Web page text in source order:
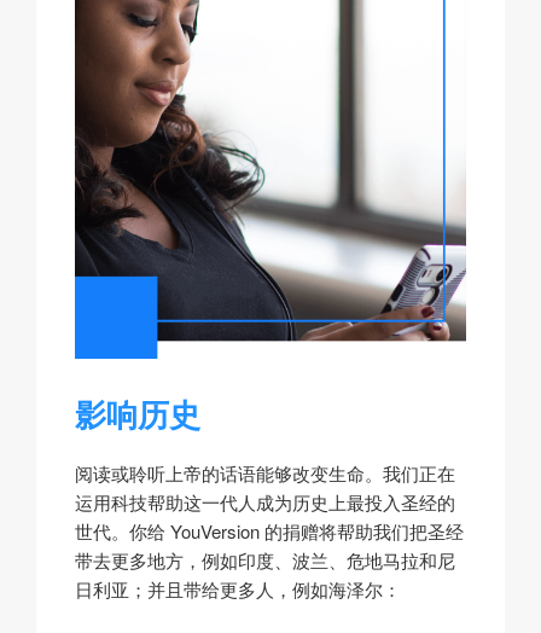
影响历史
阅读或聆听上帝的话语能够改变生命。我们正在
运用科技帮助这一代人成为历史上最投入圣经的
世代。你给 YouVersion 的捐赠将帮助我们把圣经
带去更多地方，例如印度、波兰、危地马拉和尼
日利亚；并且带给更多人，例如海泽尔：